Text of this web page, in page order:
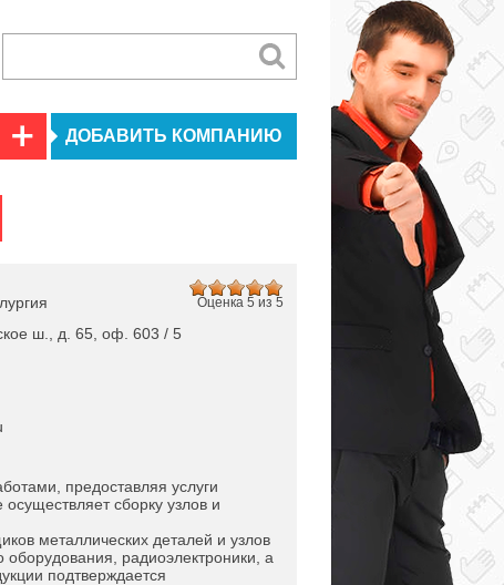
ДОБАВИТЬ КОМПАНИЮ
Оценка 5 из 5
ш., д. 65, оф. 603 / 5
предоставляя услуги
сборку узлов и
металлических деталей и узлов
радиоэлектроники, а
подтверждается